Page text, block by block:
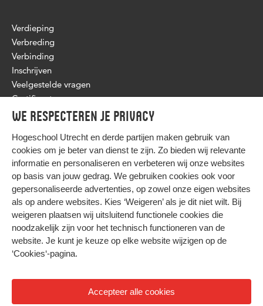
We respecteren je privacy
Hogeschool Utrecht en derde partijen maken gebruik van
cookies om je beter van dienst te zijn. Zo bieden wij relevante
informatie en personaliseren en verbeteren wij onze websites
op basis van jouw gedrag. We gebruiken cookies ook voor
gepersonaliseerde advertenties, op zowel onze eigen websites
als op andere websites. Kies ‘Weigeren’ als je dit niet wilt. Bij
weigeren plaatsen wij uitsluitend functionele cookies die
noodzakelijk zijn voor het technisch functioneren van de
website. Je kunt je keuze op elke website wijzigen op de
‘Cookies‘-pagina.
Accepteer alle cookies
Verdieping
Verbreding
Verbinding
Inschrijven
Veelgestelde vragen
Certificaat
HIER KOMT ALLES SAMEN
Privacy
Cookies